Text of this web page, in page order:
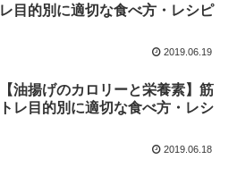
レ目的別に適切な食べ方・レシピ
2019.06.19
【油揚げのカロリーと栄養素】筋
トレ目的別に適切な食べ方・レシ
2019.06.18